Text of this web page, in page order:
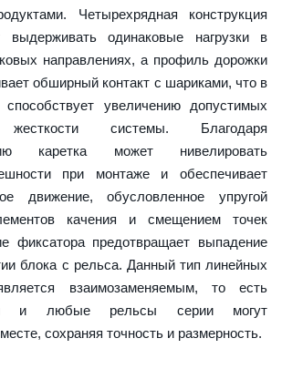
Четырехрядная конструкция
выдерживать одинаковые нагрузки в
направлениях, а профиль дорожки
обширный контакт с шариками, что в
увеличению допустимых
системы. Благодаря
каретка может нивелировать
при монтаже и обеспечивает
движение, обусловленное упругой
качения и смещением точек
фиксатора предотвращает выпадение
блока с рельса. Данный тип линейных
взаимозаменяемым, то есть
и любые рельсы серии могут
сохраняя точность и размерность.